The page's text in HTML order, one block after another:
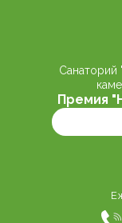
Санаторий
Премия